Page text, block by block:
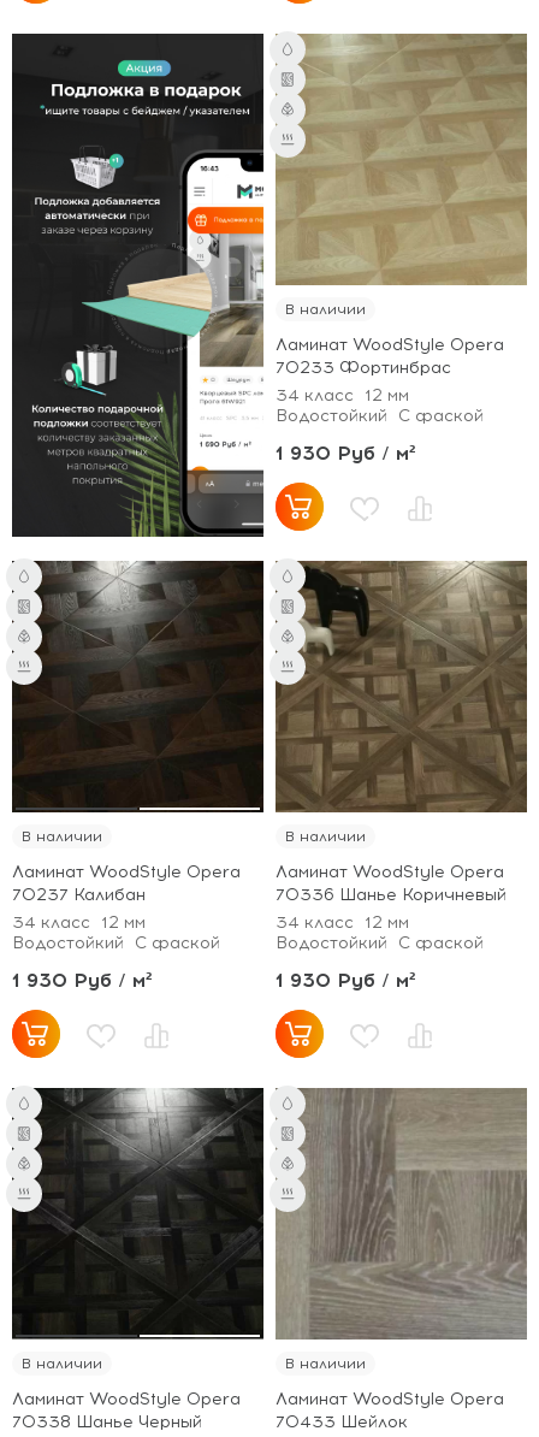
В наличии
Ламинат WoodStyle Opera
70233 Фортинбрас
34 класс
12 мм
Водостойкий
С фаской
1 930 Руб / м²
В наличии
Ламинат WoodStyle Opera
70237 Калибан
34 класс
12 мм
Водостойкий
С фаской
1 930 Руб / м²
В наличии
Ламинат WoodStyle Opera
70336 Шанье Коричневый
34 класс
12 мм
Водостойкий
С фаской
1 930 Руб / м²
В наличии
Ламинат WoodStyle Opera
70338 Шанье Черный
В наличии
Ламинат WoodStyle Opera
70433 Шейлок